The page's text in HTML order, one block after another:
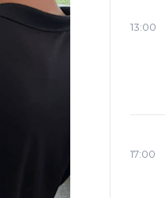
13:00
17:00